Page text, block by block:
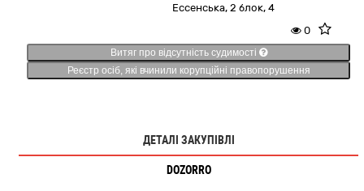
Ессенська, 2 блок, 4
0
Витяг про відсутність судимості
Реєстр осіб, які вчинили корупційні правопорушення
ДЕТАЛІ ЗАКУПІВЛІ
DOZORRO